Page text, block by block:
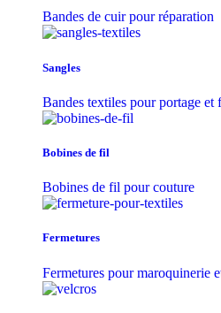
Bandes de cuir pour réparation
Sangles
Bandes textiles pour portage et
Bobines de fil
Bobines de fil pour couture
Fermetures
Fermetures pour maroquinerie